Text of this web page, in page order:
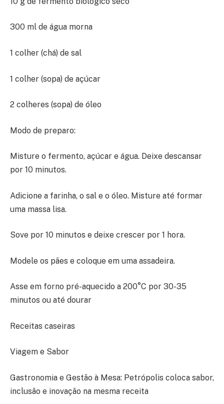
300 ml de água morna
1 colher (chá) de sal
1 colher (sopa) de açúcar
2 colheres (sopa) de óleo
Modo de preparo:
Misture o fermento, açúcar e água. Deixe descansar
por 10 minutos.
Adicione a farinha, o sal e o óleo. Misture até formar
uma massa lisa.
Sove por 10 minutos e deixe crescer por 1 hora.
Modele os pães e coloque em uma assadeira.
Asse em forno pré-aquecido a 200°C por 30-35
minutos ou até dourar
Receitas caseiras
Viagem e Sabor
Gastronomia e Gestão à Mesa: Petrópolis coloca sabor,
inclusão e inovação na mesma receita